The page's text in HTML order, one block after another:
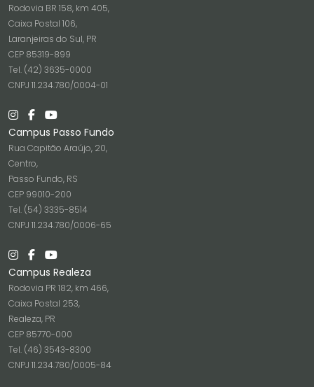
Rodovia BR 158, km 405,
Caixa Postal 106,
Laranjeiras do Sul, PR
CEP 85319-899
Tel. (42) 3635-0000
CNPJ 11.234.780/0004-01
Campus Passo Fundo
Rua Capitão Araújo, 20,
Centro,
Passo Fundo, RS
CEP 99010-200
Tel. (54) 3335-8514
CNPJ 11.234.780/0006-65
Campus Realeza
Rodovia PR 182, km 466,
Caixa Postal 253,
Realeza, PR
CEP 85770-000
Tel. (46) 3543-8300
CNPJ 11.234.780/0005-84